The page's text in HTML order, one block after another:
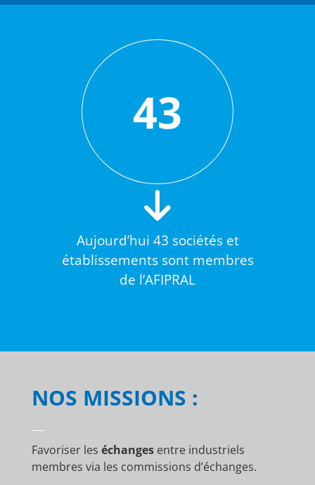
43
Aujourd’hui 43 sociétés et
établissements sont membres
de l’AFIPRAL
NOS MISSIONS :
Favoriser les échangesentre industriels
membres via les commissions d’échanges.